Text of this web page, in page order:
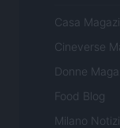
Casa
Cineverse
Donne
Food Blog
Milano